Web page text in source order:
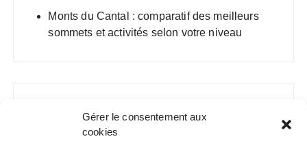
Gérer le consentement aux
cookies
Monts du Cantal : comparatif des meilleurs
sommets et activités selon votre niveau